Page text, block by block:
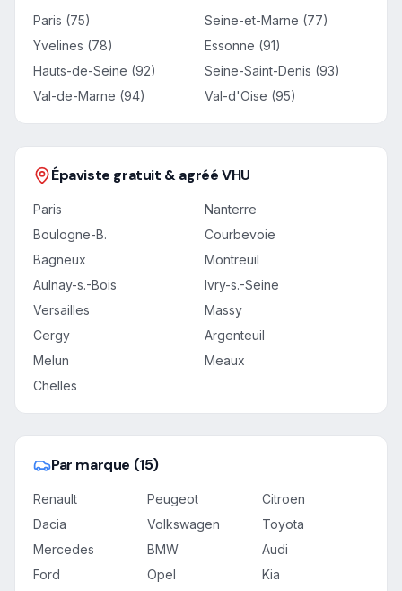
Paris (75)
Seine-et-Marne (77)
Yvelines (78)
Essonne (91)
Hauts-de-Seine (92)
Seine-Saint-Denis (93)
Val-de-Marne (94)
Val-d'Oise (95)
Épaviste gratuit & agréé VHU
Paris
Nanterre
Boulogne-B.
Courbevoie
Bagneux
Montreuil
Aulnay-s.-Bois
Ivry-s.-Seine
Versailles
Massy
Cergy
Argenteuil
Melun
Meaux
Chelles
Par marque (15)
Renault Peugeot
Citroen
Dacia
Volkswagen
Toyota
Mercedes
BMW
Audi
Ford
Opel
Kia